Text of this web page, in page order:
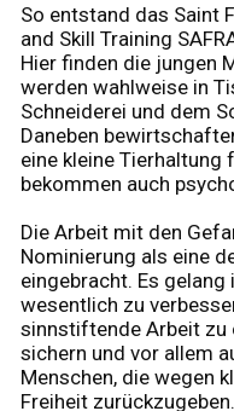
So entstand das Saint
and Skill Training
Hier finden die jungen
werden wahlweise in
Schneiderei und dem
Daneben
eine kleine Tierhaltung
bekommen auch
Die Arbeit mit den
Nominierung als eine
eingebracht. Es
wesentlich zu
sinnstiftende Arbeit zu
sichern und vor allem
Menschen, die wegen
Freiheit